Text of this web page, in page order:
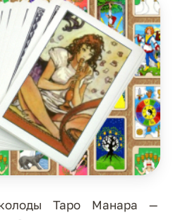
Таро Манара —